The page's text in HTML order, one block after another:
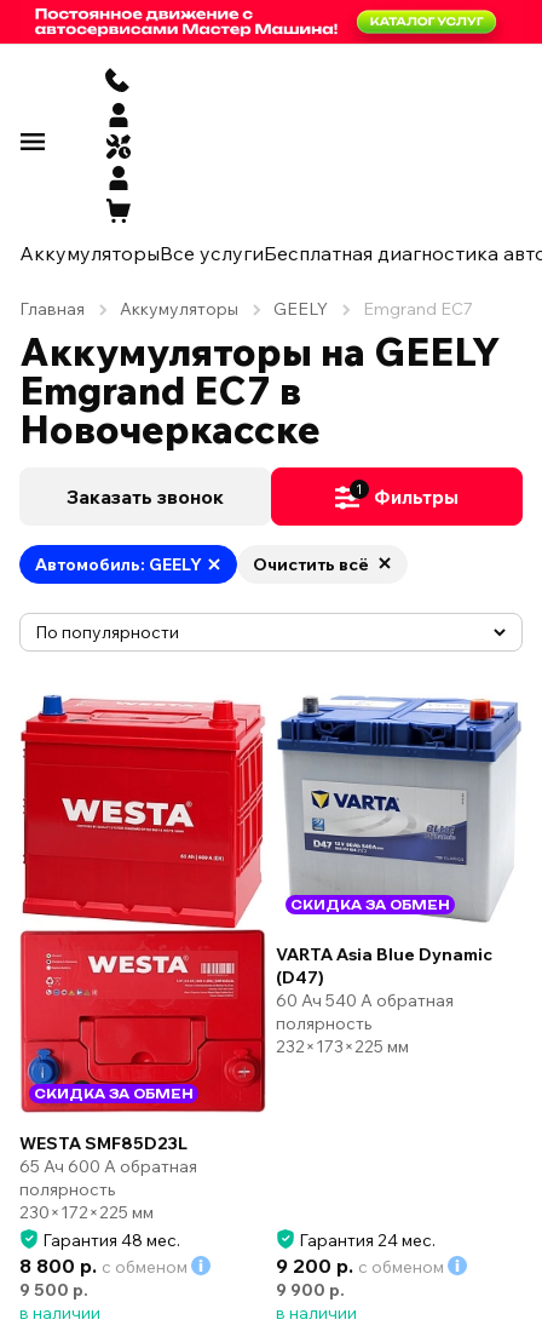
АккумуляторыВсе услугиБесплатная диагностика
Главная Аккумуляторы GEELY Emgrand EC7
Аккумуляторы на GEELY
Emgrand EC7 в
Новочеркасске
Заказать звонок 1 Фильтры
Автомобиль: GEELY Очистить всё
СКИДКА ЗА ОБМЕН
WESTA SMF85D23L
65 Ач 600 А обратная
полярность
230×172×225 мм
Гарантия 48 мес.
8 800 р. с обменом
9 500 р.
в наличии
СКИДКА ЗА ОБМЕН
VARTA Asia Blue Dynamic
(D47)
60 Ач 540 А обратная
полярность
232×173×225 мм
Гарантия 24 мес.
9 200 р. с обменом
9 900 р.
в наличии